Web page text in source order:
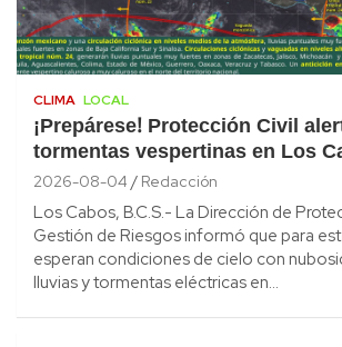
CLIMA LOCAL
¡Prepárese! Protección Civil
tormentas vespertinas en Los
2026-08-04 Redacción
Los Cabos, B.C.S.- La Dirección de
Gestión de Riesgos informó que para
esperan condiciones de cielo con
lluvias y tormentas eléctricas en…